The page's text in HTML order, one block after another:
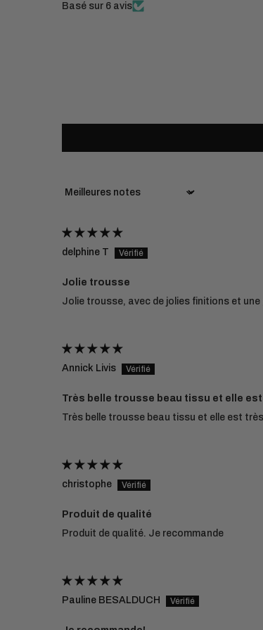
Basé sur 6 avis
Sort by
delphine T
Jolie trousse
Jolie trousse, avec de jolies finitions et
Annick Livis
Très belle trousse beau tissu et elle
Très belle trousse beau tissu et elle est
christophe
Produit de qualité
Produit de qualité. Je recommande
Pauline BESALDUCH